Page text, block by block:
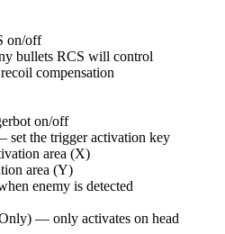
on/off
bullets RCS will control
compensation
on/off
set the trigger activation key
area (X)
area (Y)
enemy is detected
— only activates on head